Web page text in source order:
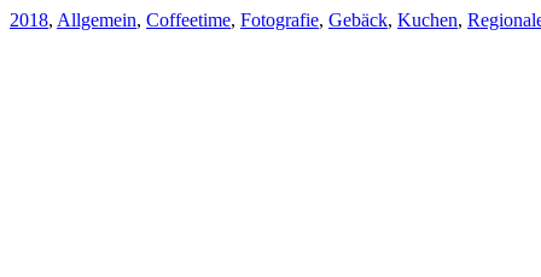
2018, Allgemein, Coffeetime, Fotografie, Gebäck, Kuchen,